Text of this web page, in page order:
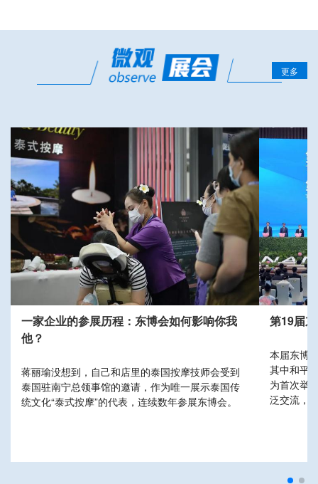
更多
“朋友圈”等你来打
国际友城进东博”特装展
场，您将会领略到精
面赶紧跟随我们一起先
届东博会展区攻略抢鲜看
终于和大家见面啦！本届东博会设有
第19届“两会”疫情防
南宁轨道交通集团表示，
号线运营时间将调整，搭
小时核酸检测阴性证明。
一家企业的参展历程：东博会如何影响你我
他？
蒋丽瑜没想到，自己和店里的泰国按摩技师会受到
泰国驻南宁总领事馆的邀请，作为唯一展示泰国传
统文化“泰式按摩”的代表，连续数年参展东博会。
第19届
本届东博
其中和平
为首次举
泛交流，